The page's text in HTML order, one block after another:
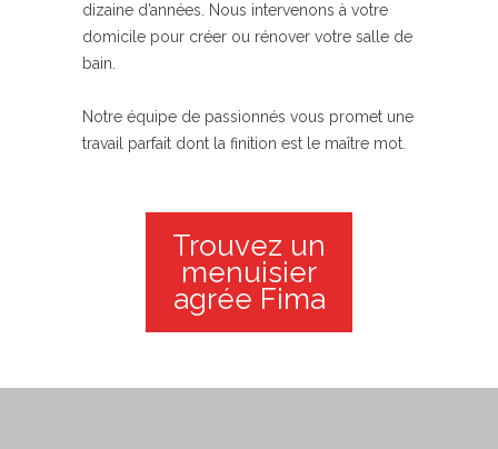
dizaine d’années. Nous intervenons à votre
domicile pour créer ou rénover votre salle de
bain.
Notre équipe de passionnés vous promet une
travail parfait dont la finition est le maître mot.
Trouvez un
menuisier
agrée Fima